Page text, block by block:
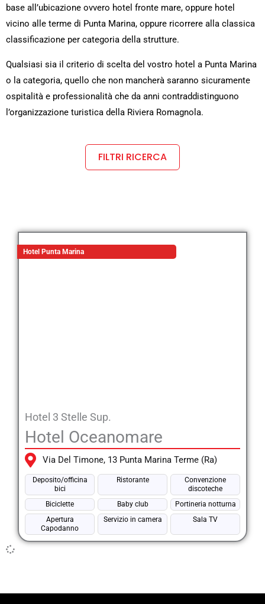
base all’ubicazione ovvero hotel fronte mare, oppure hotel
vicino alle terme di Punta Marina, oppure ricorrere alla classica
classificazione per categoria della strutture.
Qualsiasi sia il criterio di scelta del vostro hotel a Punta Marina
o la categoria, quello che non mancherà saranno sicuramente
ospitalità e professionalità che da anni contraddistinguono
l’organizzazione turistica della Riviera Romagnola.
FILTRI RICERCA
Hotel Punta Marina
Hotel 3 Stelle Sup.
Hotel Oceanomare
Via Del Timone, 13 Punta Marina Terme (Ra)
Deposito/officina
bici
Ristorante
Convenzione
discoteche
Biciclette
Baby club
Portineria notturna
Apertura
Capodanno
Servizio in camera Sala TV